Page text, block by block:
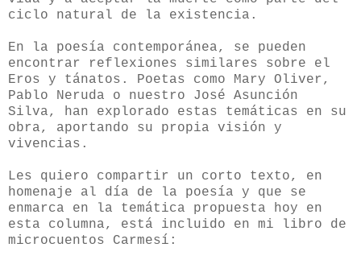
ciclo natural de la existencia.
En la poesía contemporánea, se pueden
encontrar reflexiones similares sobre el
Eros y tánatos. Poetas como Mary Oliver,
Pablo Neruda o nuestro José Asunción
Silva, han explorado estas temáticas en su
obra, aportando su propia visión y
vivencias.
Les quiero compartir un corto texto, en
homenaje al día de la poesía y que se
enmarca en la temática propuesta hoy en
esta columna, está incluido en mi libro de
microcuentos Carmesí: